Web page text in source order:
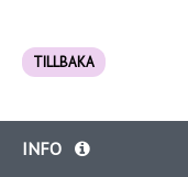
TILLBAKA
INFO